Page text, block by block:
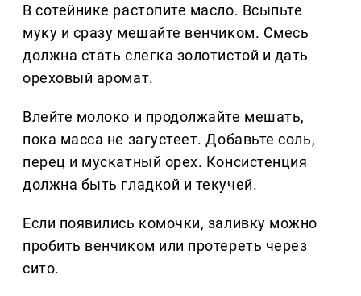
В сотейнике растопите масло. Всыпьте
муку и сразу мешайте венчиком. Смесь
должна стать слегка золотистой и дать
ореховый аромат.
Влейте молоко и продолжайте мешать,
пока масса не загустеет. Добавьте соль,
перец и мускатный орех. Консистенция
должна быть гладкой и текучей.
Если появились комочки, заливку можно
пробить венчиком или протереть через
сито.